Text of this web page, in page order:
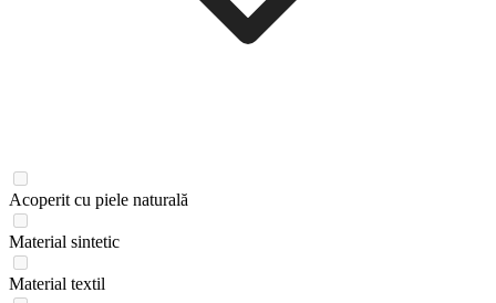
Acoperit cu piele naturală
Material sintetic
Material textil